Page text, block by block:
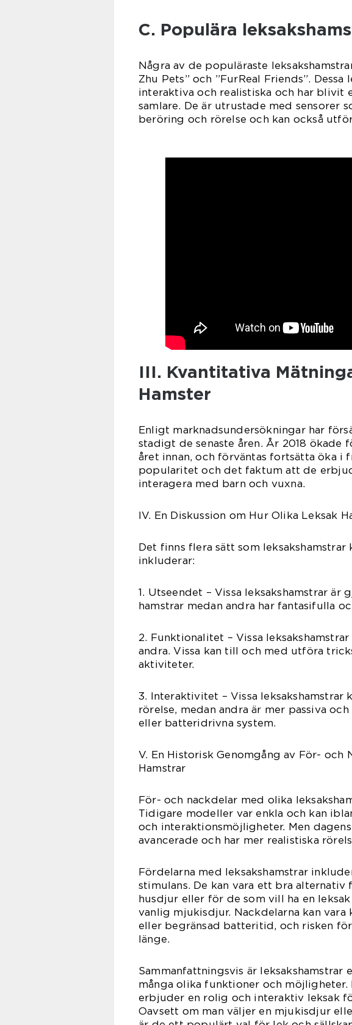
C. Populära
Några av de populäraste
Zhu Pets” och ”FurReal Friends”.
interaktiva och realistiska och har blivit
samlare. De är utrustade med sensorer
beröring och rörelse och kan också
III. Kvantitativa
Hamster
Enligt marknadsundersökningar har
stadigt de senaste åren. År 2018 ökade
året innan, och förväntas fortsätta öka i
popularitet och det faktum att de
interagera med barn och vuxna.
IV. En Diskussion om Hur Olika Leksak
Det finns flera sätt som leksakshamstrar
inkluderar:
1. Utseendet – Vissa leksakshamstrar
hamstrar medan andra har fantasifulla
2. Funktionalitet – Vissa
andra. Vissa kan till och med utföra
aktiviteter.
3. Interaktivitet – Vissa leksakshamstrar
rörelse, medan andra är mer passiva
eller batteridrivna system.
V. En Historisk Genomgång av För- och
Hamstrar
För- och nackdelar med olika
Tidigare modeller var enkla och kan
och interaktionsmöjligheter. Men
avancerade och har mer realistiska
Fördelarna med leksakshamstrar
stimulans. De kan vara ett bra
husdjur eller för de som vill ha en
vanlig mjukisdjur. Nackdelarna kan
eller begränsad batteritid, och risken
länge.
Sammanfattningsvis är leksakshamstrar
många olika funktioner och
erbjuder en rolig och interaktiv leksak
Oavsett om man väljer en mjukisdjur